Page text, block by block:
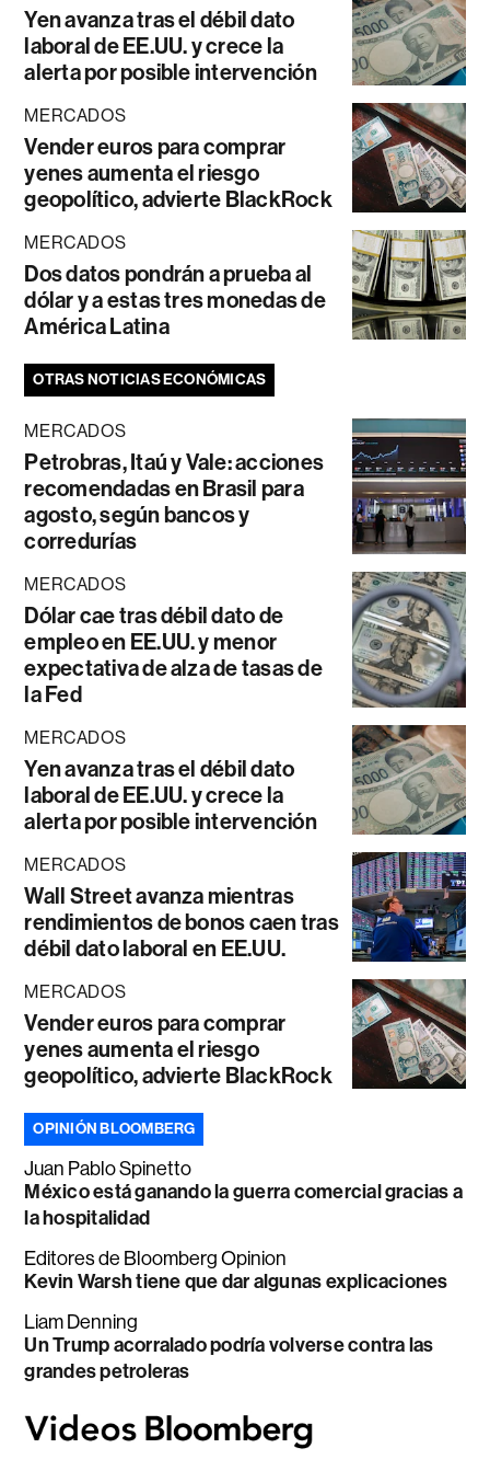
Yen avanza tras el débil dato
laboral de EE.UU. y crece la
alerta por posible intervención
MERCADOS
Vender euros para comprar
yenes aumenta el riesgo
geopolítico, advierte BlackRock
MERCADOS
Dos datos pondrán a prueba al
dólar y a estas tres monedas de
América Latina
OTRAS NOTICIAS ECONÓMICAS
MERCADOS
Petrobras, Itaú y Vale: acciones
recomendadas en Brasil para
agosto, según bancos y
corredurías
MERCADOS
Dólar cae tras débil dato de
empleo en EE.UU. y menor
expectativa de alza de tasas de
la Fed
MERCADOS
Yen avanza tras el débil dato
laboral de EE.UU. y crece la
alerta por posible intervención
MERCADOS
Wall Street avanza mientras
rendimientos de bonos caen tras
débil dato laboral en EE.UU.
MERCADOS
Vender euros para comprar
yenes aumenta el riesgo
geopolítico, advierte BlackRock
OPINIÓN BLOOMBERG
Juan Pablo Spinetto
México está ganando la guerra comercial gracias a
la hospitalidad
Editores de Bloomberg Opinion
Kevin Warsh tiene que dar algunas explicaciones
Liam Denning
Un Trump acorralado podría volverse contra las
grandes petroleras